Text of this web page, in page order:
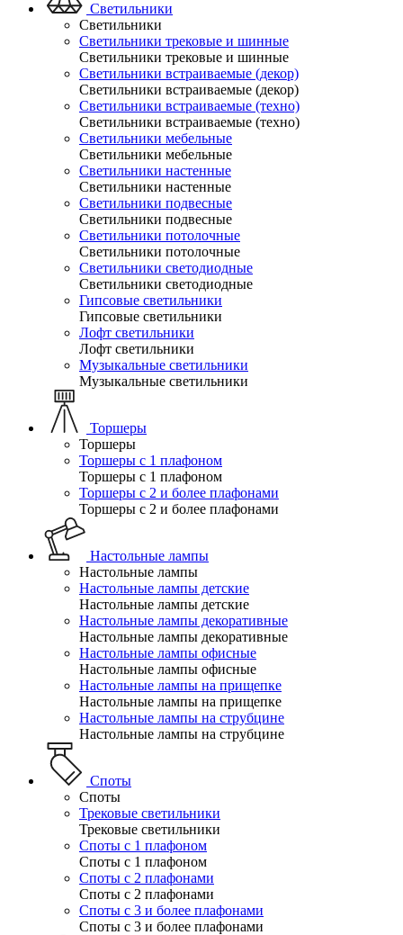
Светильники
Светильники
Светильники трековые и шинные
Светильники трековые и шинные
Светильники встраиваемые (декор)
Светильники встраиваемые (декор)
Светильники встраиваемые (техно)
Светильники встраиваемые (техно)
Светильники мебельные
Светильники мебельные
Светильники настенные
Светильники настенные
Светильники подвесные
Светильники подвесные
Светильники потолочные
Светильники потолочные
Светильники светодиодные
Светильники светодиодные
Гипсовые светильники
Гипсовые светильники
Лофт светильники
Лофт светильники
Музыкальные светильники
Музыкальные светильники
Торшеры
Торшеры
Торшеры с 1 плафоном
Торшеры с 1 плафоном
Торшеры с 2 и более плафонами
Торшеры с 2 и более плафонами
Настольные лампы
Настольные лампы
Настольные лампы детские
Настольные лампы детские
Настольные лампы декоративные
Настольные лампы декоративные
Настольные лампы офисные
Настольные лампы офисные
Настольные лампы на прищепке
Настольные лампы на прищепке
Настольные лампы на струбцине
Настольные лампы на струбцине
Споты
Споты
Трековые светильники
Трековые светильники
Споты с 1 плафоном
Споты с 1 плафоном
Споты с 2 плафонами
Споты с 2 плафонами
Споты с 3 и более плафонами
Споты с 3 и более плафонами